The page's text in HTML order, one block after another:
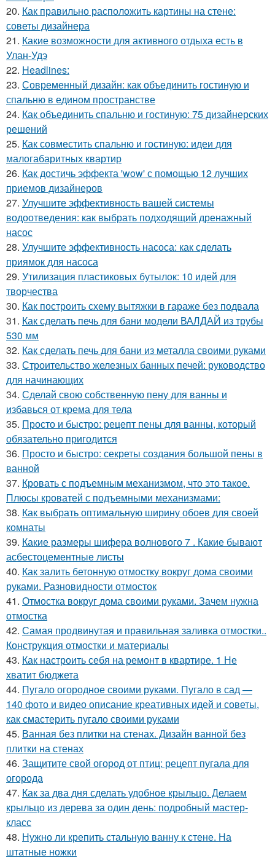
20. Как правильно расположить картины на стене:
советы дизайнера
21. Какие возможности для активного отдыха есть в
Улан-Удэ
22. Headlines:
23. Современный дизайн: как объединить гостиную и
спальню в едином пространстве
24. Как объединить спальню и гостиную: 75 дизайнерских
решений
25. Как совместить спальню и гостиную: идеи для
малогабаритных квартир
26. Как достичь эффекта 'wow' с помощью 12 лучших
приемов дизайнеров
27. Улучшите эффективность вашей системы
водоотведения: как выбрать подходящий дренажный
насос
28. Улучшите эффективность насоса: как сделать
приямок для насоса
29. Утилизация пластиковых бутылок: 10 идей для
творчества
30. Как построить схему вытяжки в гараже без подвала
31. Как сделать печь для бани модели ВАЛДАЙ из трубы
530 мм
32. Как сделать печь для бани из металла своими руками
33. Строительство железных банных печей: руководство
для начинающих
34. Сделай свою собственную пену для ванны и
избавься от крема для тела
35. Просто и быстро: рецепт пены для ванны, который
обязательно пригодится
36. Просто и быстро: секреты создания большой пены в
ванной
37. Кровать с подъемным механизмом, что это такое.
Плюсы кроватей с подъемными механизмами:
38. Как выбрать оптимальную ширину обоев для своей
комнаты
39. Какие размеры шифера волнового 7 . Какие бывают
асбестоцементные листы
40. Как залить бетонную отмостку вокруг дома своими
руками. Разновидности отмосток
41. Отмостка вокруг дома своими руками. Зачем нужна
отмостка
42. Самая продвинутая и правильная заливка отмостки..
Конструкция отмостки и материалы
43. Как настроить себя на ремонт в квартире. 1 Не
хватит бюджета
44. Пугало огородное своими руками. Пугало в сад —
140 фото и видео описание креативных идей и советы,
как смастерить пугало своими руками
45. Ванная без плитки на стенах. Дизайн ванной без
плитки на стенах
46. Защитите свой огород от птиц: рецепт пугала для
огорода
47. Как за два дня сделать удобное крыльцо. Делаем
крыльцо из дерева за один день: подробный мастер-
класс
48. Нужно ли крепить стальную ванну к стене. На
штатные ножки